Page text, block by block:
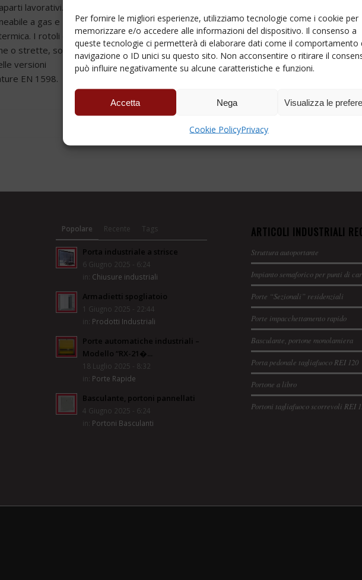
Per fornire le migliori esperienze, utilizziamo tecnologie come i cookie per
memorizzare e/o accedere alle informazioni del dispositivo. Il consenso a
queste tecnologie ci permetterà di elaborare dati come il comportamento
navigazione o ID unici su questo sito. Non acconsentire o ritirare il
può influire negativamente su alcune caratteristiche e funzioni.
Accetta Nega Visualizza le
Cookie PolicyPrivacy
lavorativi.
a gas e
I rotoli di
o strette, sottili
versioni
EN 1598.
Popolare Recente Tags
Porta industriale a strisce
6 Giugno 2025 - 6:24
in: Chiusure industriali
Armadietti spogliatoio
1 Giugno 2025 - 22:44
in: Prodotti Industriali
Porte automatiche industriali –
Modello “RX-21�...
18 Luglio 2025 - 8:32
in: Porte Rapide
Basculante, portoni pannellati
4 Giugno 2025 - 6:24
in: Portoni Basculanti
ARTICOLI INDUSTRIALI
Struttura autoportante
Impianto semaforico per punti di
Porte “Sezionali” residenziali
Porte impacchettamento rapido
Basculante, portone monolamiera
Porta pedonale tagliafuoco REI 120
Portone a libro
Portoni tagliafuoco scorrevoli REI